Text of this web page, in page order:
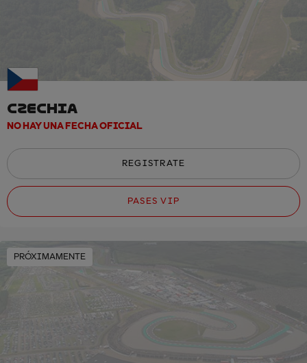
CZECHIA
NO HAY UNA FECHA OFICIAL
REGISTRATE
PASES VIP
PRÓXIMAMENTE